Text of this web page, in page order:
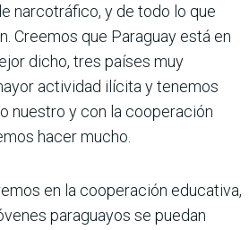
narcotráfico, y de todo lo que
Creemos que Paraguay está en
dicho, tres países muy
actividad ilícita y tenemos
nuestro y con la cooperación
hacer mucho.
en la cooperación educativa,
paraguayos se puedan